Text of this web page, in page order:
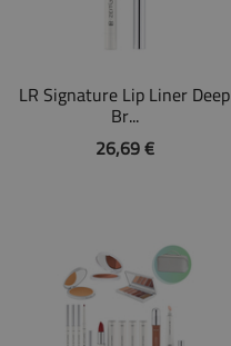
LR Signature Lip Liner Deep
Br...
26,69 €